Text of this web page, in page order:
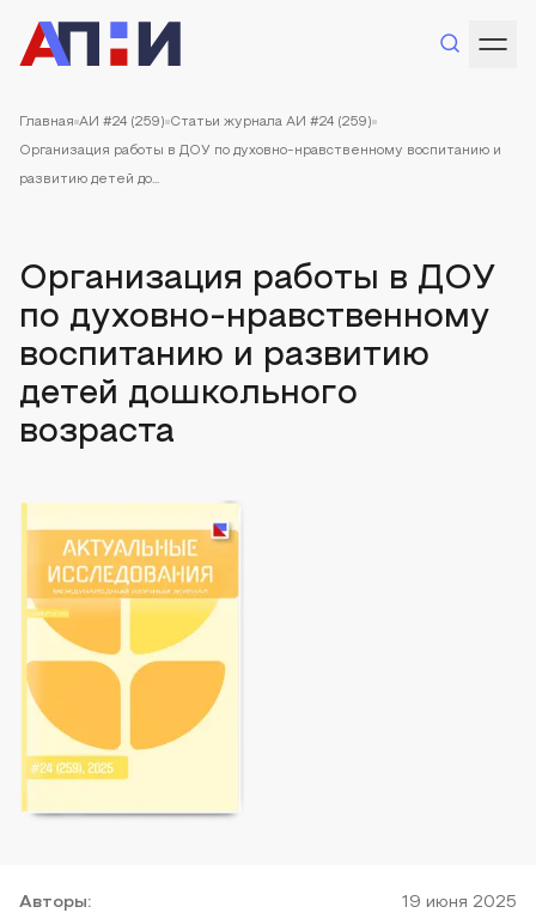
Главная АИ #24 (259) Статьи журнала АИ #24 (259)
Организация работы в ДОУ по духовно-нравственному воспитанию и
развитию детей до...
Организация работы в ДОУ
по духовно-нравственному
воспитанию и развитию
детей дошкольного
возраста
Авторы:
19 июня 2025